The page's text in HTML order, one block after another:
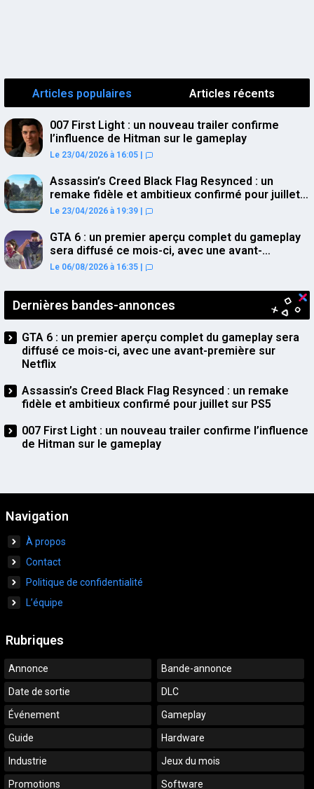
Articles populaires Articles récents
007 First Light : un nouveau trailer confirme
l’influence de Hitman sur le gameplay
Le 23/04/2026 à 16:05
Assassin’s Creed Black Flag Resynced : un
remake fidèle et ambitieux confirmé pour juillet
sur PS5
Le 23/04/2026 à 19:39
GTA 6 : un premier aperçu complet du gameplay
sera diffusé ce mois-ci, avec une avant-
première sur Netflix
Le 06/08/2026 à 16:35
Dernières bandes-annonces
GTA 6 : un premier aperçu complet du gameplay sera
diffusé ce mois-ci, avec une avant-première sur
Netflix
Assassin’s Creed Black Flag Resynced : un remake
fidèle et ambitieux confirmé pour juillet sur PS5
007 First Light : un nouveau trailer confirme l’influence
de Hitman sur le gameplay
Navigation
À propos
Contact
Politique de confidentialité
L’équipe
Rubriques
Annonce Bande-annonce
Date de sortie DLC
Événement Gameplay
Guide Hardware
Industrie Jeux du mois
Promotions Software